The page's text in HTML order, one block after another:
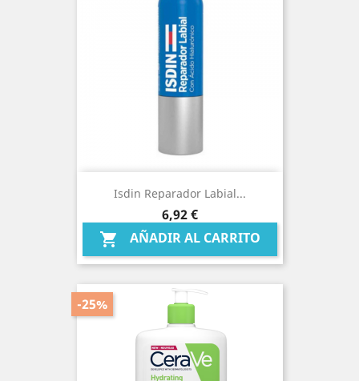
Isdin Reparador Labial...
Precio
6,92 €
 AÑADIR AL CARRITO
-25%